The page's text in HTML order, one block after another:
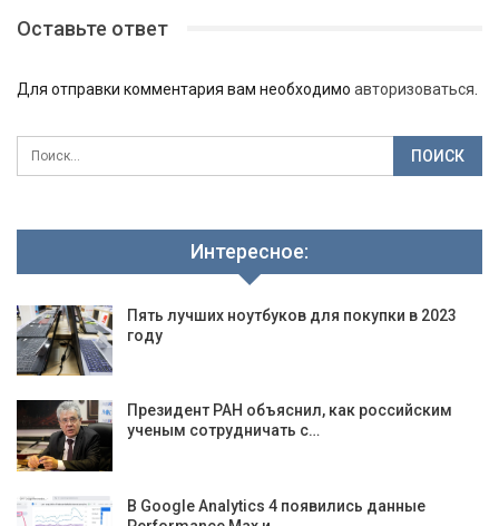
Оставьте ответ
Для отправки комментария вам необходимо авторизоваться
Интересное:
Пять лучших ноутбуков для покупки в 2023
году
Президент РАН объяснил, как российским
ученым сотрудничать с…
В Google Analytics 4 появились данные